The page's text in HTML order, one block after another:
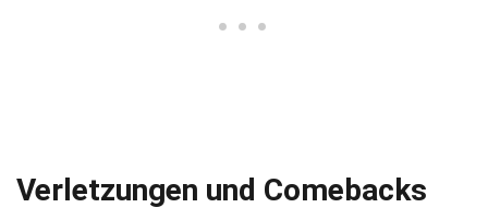
Verletzungen und Comebacks